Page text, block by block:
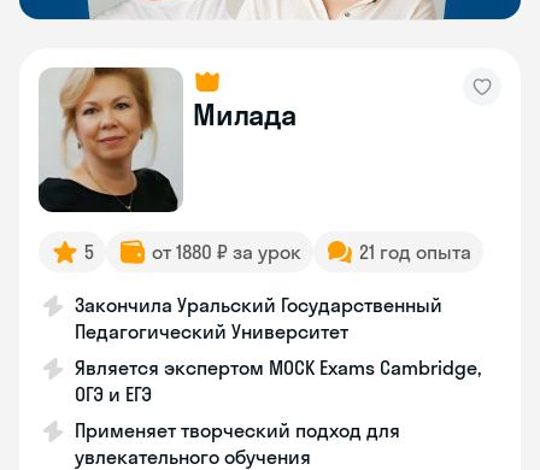
Милада
5 от 1880 ₽ за урок 21 год опыта
Закончила Уральский Государственный
Педагогический Университет
Является экспертом MOCK Exams Cambridge,
ОГЭ и ЕГЭ
Применяет творческий подход для
увлекательного обучения